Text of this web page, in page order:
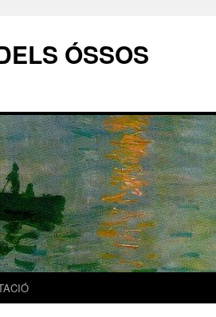
ÓSSOS